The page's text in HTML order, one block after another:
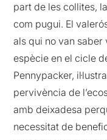
part de les collites,
com pugui. El
als qui no van
espècie en el cicle
Pennypacker,
pervivència de
amb deixadesa
necessitat de